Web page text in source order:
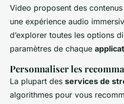
Video proposent des
une expérience audio
d’explorer toutes les options
paramètres de chaque
Personnaliser les
La plupart des services de
algorithmes pour vous